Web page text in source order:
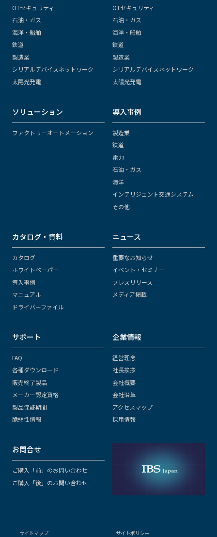
OTセキュリティ
石油・ガス
海洋・船舶
鉄道
製造業
シリアルデバイスネットワーク
太陽光発電
OTセキュリティ
石油・ガス
海洋・船舶
鉄道
製造業
シリアルデバイスネットワーク
太陽光発電
ソリューション
ファクトリーオートメーション
導入事例
製造業
鉄道
電力
石油・ガス
海洋
インテリジェント交通システム
その他
カタログ・資料
カタログ
ホワイトペーパー
導入事例
マニュアル
ドライバーファイル
ニュース
重要なお知らせ
イベント・セミナー
プレスリリース
メディア掲載
サポート
FAQ
各種ダウンロード
販売終了製品
メーカー認定資格
製品保証期間
脆弱性情報
企業情報
経営理念
社長挨拶
会社概要
会社沿革
アクセスマップ
採用情報
お問合せ
ご購入「前」のお問い合わせ
ご購入「後」のお問い合わせ
サイトマップ サイトポリシー